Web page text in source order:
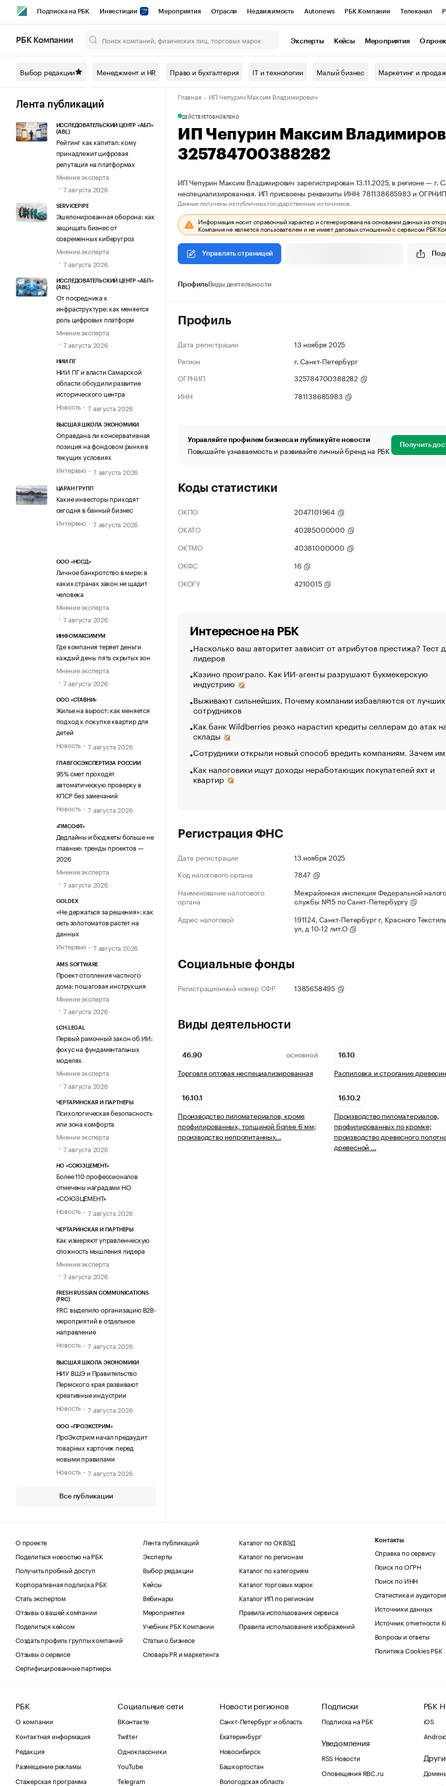
Подписка на РБК Инвестиции Мероприятия Отрасли Недвижимость Autonews РБК Компании Телеканал
Спецпроекты СПб Конференции СПб Спецпроекты Проверка контрагентов
Технологии и медиа Рынок наличной валюты
РБК Компании Эксперты Кейсы Мероприятия О
Выбор редакции Менеджмент и HR Право и бухгалтерия IT и технологии Малый бизнес Маркетинг и
Лента публикаций
ИССЛЕДОВАТЕЛЬСКИЙ ЦЕНТР «АБП»
(ABL)
Рейтинг как капитал: кому
принадлежит цифровая
репутация на платформах
Мнение эксперта
7 августа 2026
SERVICEPIPE
Эшелонированная оборона: как
защищать бизнес от
современных киберугроз
Мнение эксперта
7 августа 2026
ИССЛЕДОВАТЕЛЬСКИЙ ЦЕНТР «АБП»
(ABL)
От посредника к
инфраструктуре: как меняется
роль цифровых платформ
Мнение эксперта
7 августа 2026
НИИ ПГ
НИИ ПГ и власти Самарской
области обсудили развитие
исторического центра
Новость
7 августа 2026
ВЫСШАЯ ШКОЛА ЭКОНОМИКИ
Оправдана ли консервативная
позиция на фондовом рынке в
текущих условиях
Интервью
7 августа 2026
ЦАРАН ГРУПП
Какие инвесторы приходят
сегодня в банный бизнес
Интервью
7 августа 2026
ООО «НССД»
Личное банкротство в мире: в
каких странах закон не щадит
человека
Мнение эксперта
7 августа 2026
ИНФОМАКСИМУМ
Где компания теряет деньги
каждый день: пять скрытых зон
Мнение эксперта
7 августа 2026
ООО «СТАВНИ»
Жилье на вырост: как меняется
подход к покупке квартир для
детей
Новость
7 августа 2026
ГЛАВГОСЭКСПЕРТИЗА РОССИИ
95% смет проходят
автоматическую проверку в
КПСР без замечаний
Новость
7 августа 2026
«ПМСОФТ»
Дедлайны и бюджеты больше не
главные: тренды проектов —
2026
Мнение эксперта
7 августа 2026
GOLDEX
«Не держаться за решения»: как
сеть золотоматов растет на
данных
Интервью
7 августа 2026
AMS SOFTWARE
Проект отопления частного
дома: пошаговая инструкция
Мнение эксперта
7 августа 2026
LCH.LEGAL
Первый рамочный закон об ИИ:
фокус на фундаментальных
моделях
Мнение эксперта
7 августа 2026
ЧЕРТАРИНСКАЯ И ПАРТНЕРЫ
Психологическая безопасность
или зона комфорта
Мнение эксперта
7 августа 2026
НО «СОЮЗЦЕМЕНТ»
Более 110 профессионалов
отмечены наградами НО
«СОЮЗЦЕМЕНТ»
Новость
7 августа 2026
ЧЕРТАРИНСКАЯ И ПАРТНЕРЫ
Как измеряют управленческую
сложность мышления лидера
Мнение эксперта
7 августа 2026
FRESH RUSSIAN COMMUNICATIONS
(FRC)
FRC выделило организацию B2B-
мероприятий в отдельное
направление
Новость
7 августа 2026
ВЫСШАЯ ШКОЛА ЭКОНОМИКИ
НИУ ВШЭ и Правительство
Пермского края развивают
креативные индустрии
Новость
7 августа 2026
ООО «ПРОЭКСТРИМ»
ПроЭкстрим начал предаудит
товарных карточек перед
новыми правилами
Новость
7 августа 2026
Все публикации
Главная ИП Чепурин Максим Владимирович
ДЕЙСТВУЕТОБНОВЛЕНО
ИП Чепурин Максим
325784700388282
ИП Чепурин Максим Владимирович зарегистрирован 13.11.2025, в регионе — г.
неспециализированная. ИП присвоены реквизиты ИНН: 781138685983 и
Данные получены из публичных государственных источников.
Информация носит справочный характер и сгенерирована на основании данных из
Компания не является пользователем и не имеет деловых отношений с сервисом РБК
Управлять страницей
ПрофильВиды деятельности
Профиль
Дата регистрации
13 ноября 2025
Регион
г. Санкт-Петербург
ОГРНИП
325784700388282
ИНН
781138685983
Управляйте профилем бизнеса и публикуйте новости
Повышайте узнаваемость и развивайте личный бренд на РБК Получить
Коды статистики
ОКПО
2047101964
ОКАТО
40285000000
ОКТМО
40381000000
ОКФС
16
ОКОГУ
4210015
Интересное на РБК
Насколько ваш авторитет зависит от атрибутов престижа? Тест
лидеров
Казино проиграло. Как ИИ-агенты разрушают букмекерскую
индустрию
Выживают сильнейших. Почему компании избавляются от лучших
сотрудников
Как банк Wildberries резко нарастил кредиты селлерам до атак
склады
Сотрудники открыли новый способ вредить компаниям. Зачем
Как налоговики ищут доходы неработающих покупателей яхт и
квартир
Регистрация ФНС
Дата регистрации
13 ноября 2025
Код налогового органа
7847
Наименование налогового
органа
Межрайонная инспекция Федеральной
службы №15 по Санкт-Петербургу
Адрес налоговой
191124, Санкт-Петербург г, Красного
ул, д 10-12 лит.О
Социальные фонды
Регистрационный номер СФР 1385658495
Виды деятельности
46.90 ОСНОВНОЙ
Торговля оптовая неспециализированная
16.10
Распиловка и строгание
16.10.1
Производство пиломатериалов, кроме
профилированных, толщиной более 6 мм;
производство непропитанных…
16.10.2
Производство пиломатериалов,
профилированных по кромке;
производство древесного
древесной …
О проекте
Поделиться новостью на РБК
Получить пробный доступ
Корпоративная подписка РБК
Стать экспертом
Отзывы о вашей компании
Поделиться кейсом
Создать профиль группы компаний
Отзывы о сервисе
Сертифицированные партнеры
Лента публикаций
Эксперты
Выбор редакции
Кейсы
Вебинары
Мероприятия
Учебник РБК Компании
Статьи о бизнесе
Словарь PR и маркетинга
Каталог по ОКВЭД
Каталог по регионам
Каталог по категориям
Каталог торговых марок
Каталог ИП по регионам
Правила использования сервиса
Правила использования изображений
Контакты
Справка по сервису
Поиск по ОГРН
Поиск по ИНН
Статистика и
Источники данных
Источник отчетности
Вопросы и ответы
Политика Cookies РБК
РБК
О компании
Контактная информация
Редакция
Размещение рекламы
Стажерская программа
Социальные сети
ВКонтакте
Twitter
Одноклассники
YouTube
Telegram
Новости регионов
Санкт-Петербург и область
Екатеринбург
Новосибирск
Башкортостан
Вологодская область
Подписки
Подписка на РБК
Уведомления
RSS Новости
Оповещения RBC.ru
РБК
iOS